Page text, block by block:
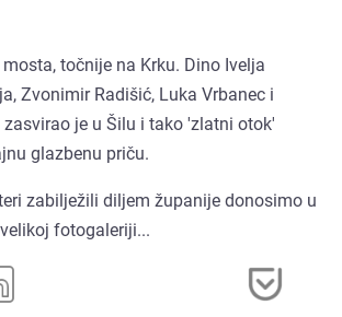
točnije na Krku. Dino Ivelja
Zvonimir Radišić, Luka Vrbanec i
zasvirao je u Šilu i tako 'zlatni otok'
glazbenu priču.
zabilježili diljem županije donosimo u
fotogaleriji...